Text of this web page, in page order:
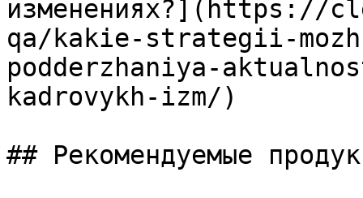
qa/kakie-strategii-
podderzhaniya-
kadrovykh-izm/)
## Рекомендуемые